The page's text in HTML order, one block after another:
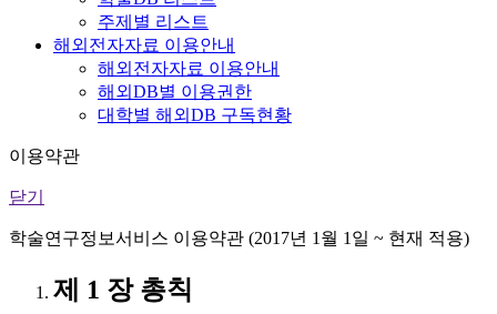
주제별 리스트
해외전자자료 이용안내
해외전자자료 이용안내
해외DB별 이용권한
대학별 해외DB 구독현황
이용약관
닫기
학술연구정보서비스 이용약관 (2017년 1월 1일 ~ 현재 적용)
제 1 장 총칙